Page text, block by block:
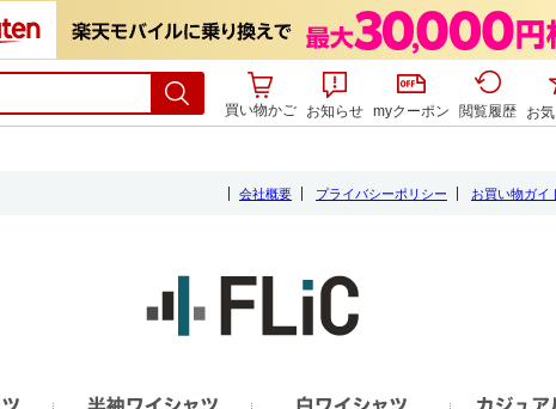
買い物かご お知らせ myクーポン 閲覧履歴 お